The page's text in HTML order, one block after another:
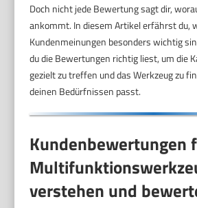
Doch nicht jede Bewertung sagt dir,
ankommt. In diesem Artikel erfährst du,
Kundenmeinungen besonders wichtig
du die Bewertungen richtig liest, um die
gezielt zu treffen und das Werkzeug zu
deinen Bedürfnissen passt.
Kundenbewertungen
verstehen und